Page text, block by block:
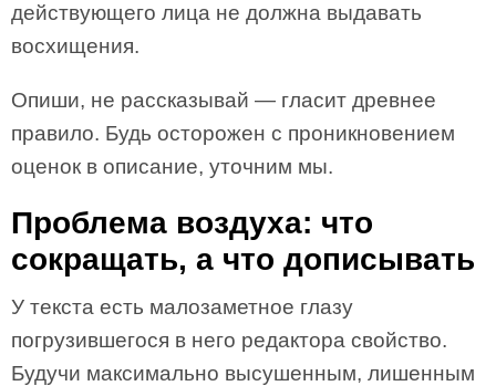
действующего лица не должна выдавать
восхищения.
Опиши, не рассказывай — гласит древнее
правило. Будь осторожен с проникновением
оценок в описание, уточним мы.
Проблема воздуха: что
сокращать, а что дописывать
У текста есть малозаметное глазу
погрузившегося в него редактора свойство.
Будучи максимально высушенным, лишенным